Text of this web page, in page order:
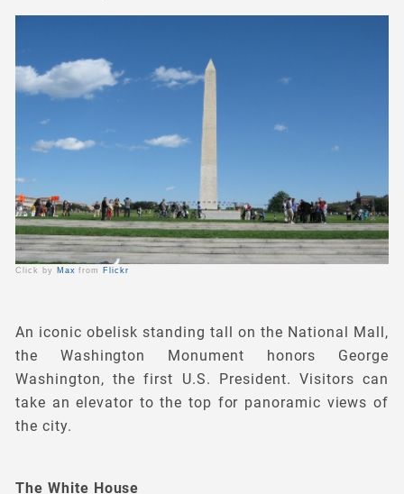
Click by Max from Flickr
An iconic obelisk standing tall on the National Mall,
the Washington Monument honors George
Washington, the first U.S. President. Visitors can
take an elevator to the top for panoramic views of
the city.
The White House